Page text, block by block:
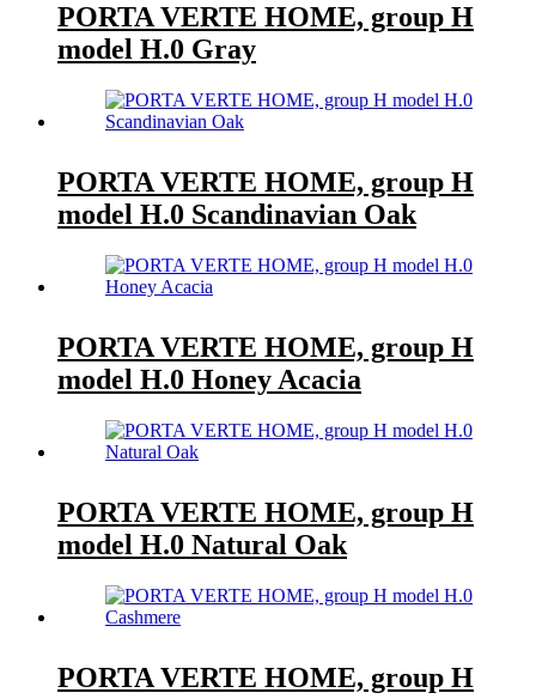
PORTA VERTE HOME, group H
model H.0 Gray
PORTA VERTE HOME, group H
model H.0 Scandinavian Oak
PORTA VERTE HOME, group H
model H.0 Honey Acacia
PORTA VERTE HOME, group H
model H.0 Natural Oak
PORTA VERTE HOME, group H